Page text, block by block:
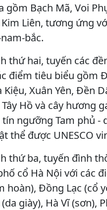
gồm Bạch Mã, Voi
Liên, tương ứng
bắc.
thứ hai, tuyến các
điểm tiêu biểu gồm
Kiệu, Xuân Yên, Đền
Hồ và cây hương
ngưỡng Tam phủ -
thể được UNESCO
thứ ba, tuyến đình
cổ Hà Nội với các
hoàn), Đồng Lạc (cổ
giày), Hà Vĩ (sơn),